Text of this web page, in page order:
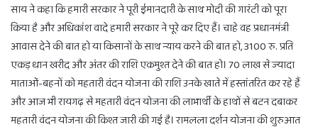
साय ने कहा कि हमारी सरकार ने पूरी ईमानदारी के साथ मोदी की गारंटी को पूरा
किया है और अधिकांश वादे हमारी सरकार ने पूरे कर दिए हैं। चाहे वह प्रधानमंत्री
आवास देने की बात हो या किसानों के साथ न्याय करने की बात हो, 3100 रु. प्रति
एकड़ धान खरीद और अंतर की राशि एकमुश्त देने की बात हो। 70 लाख से ज्यादा
माताओं-बहनों को महतारी वंदन योजना की राशि उनके खाते में हस्तांतरित कर रहे हैं
और आज भी रायगढ़ से महतारी वंदन योजना की लाभार्थी के हाथों से बटन दबाकर
महतारी वंदन योजना की किश्त जारी की गई है। रामलला दर्शन योजना की शुरुआत